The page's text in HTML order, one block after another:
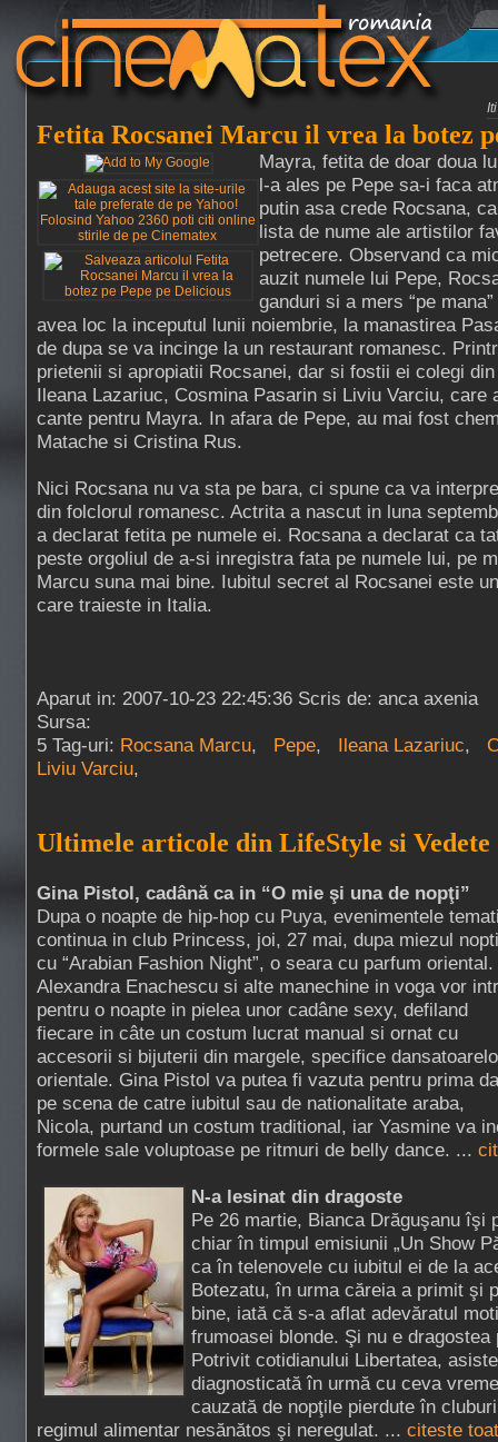
Fetita Rocsanei Marcu il vrea la botez
Mayra, fetita de doar doua
l-a ales pe Pepe sa-i faca
putin asa crede Rocsana,
lista de nume ale artistilor
petrecere. Observand ca
auzit numele lui Pepe,
ganduri si a mers “pe
avea loc la inceputul lunii noiembrie, la manastirea
de dupa se va incinge la un restaurant romanesc.
prietenii si apropiatii Rocsanei, dar si fostii ei colegi din
Ileana Lazariuc, Cosmina Pasarin si Liviu Varciu, care
cante pentru Mayra. In afara de Pepe, au mai fost
Matache si Cristina Rus.
Nici Rocsana nu va sta pe bara, ci spune ca va
din folclorul romanesc. Actrita a nascut in luna
a declarat fetita pe numele ei. Rocsana a declarat ca
peste orgoliul de a-si inregistra fata pe numele lui, pe
Marcu suna mai bine. Iubitul secret al Rocsanei este
care traieste in Italia.
Aparut in: 2007-10-23 22:45:36 Scris de: anca axenia
Sursa:
5 Tag-uri: Rocsana Marcu, Pepe, Ileana Lazariuc,
Liviu Varciu,
Ultimele articole din LifeStyle si Vedete
Gina Pistol, cadână ca in “O mie şi una de nopţi”
Dupa o noapte de hip-hop cu Puya, evenimentele
continua in club Princess, joi, 27 mai, dupa miezul
cu “Arabian Fashion Night”, o seara cu parfum oriental.
Alexandra Enachescu si alte manechine in voga vor
pentru o noapte in pielea unor cadâne sexy, defiland
fiecare in câte un costum lucrat manual si ornat cu
accesorii si bijuterii din margele, specifice
orientale. Gina Pistol va putea fi vazuta pentru prima
pe scena de catre iubitul sau de nationalitate araba,
Nicola, purtand un costum traditional, iar Yasmine va
formele sale voluptoase pe ritmuri de belly dance. ...
N-a lesinat din dragoste
Pe 26 martie, Bianca Drăguşanu îşi
chiar în timpul emisiunii „Un Show
ca în telenovele cu iubitul ei de la
Botezatu, în urma căreia a primit şi
bine, iată că s-a aflat adevăratul
frumoasei blonde. Şi nu e dragostea
Potrivit cotidianului Libertatea,
diagnosticată în urmă cu ceva
cauzată de nopţile pierdute în
regimul alimentar nesănătos şi neregulat. ... citeste